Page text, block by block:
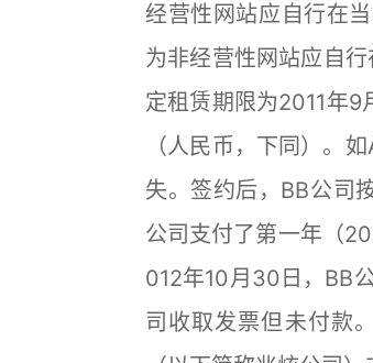
经营性网站应自行在
为非经营性网站应自
定租赁期限为2011年
（人民币，下同）。
失。签约后，BB公司
公司支付了第一年（
012年10月30日，BB
司收取发票但未付款